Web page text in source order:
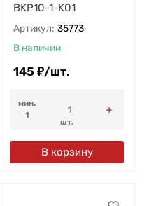
BKP10-1-K01
Артикул: 35773
В наличии
145 ₽/шт.
мин.
1
шт.
В корзину